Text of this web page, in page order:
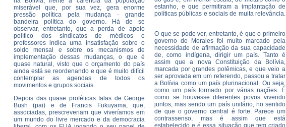
miserável que, por sua vez, gera enorme
pressão política pela mudança - grande
bandeira política do governo. Há de se
observar, entretanto, que a perda de apoio
político dos sindicatos de médicos e
professores indica uma insatisfação sobre o
soldo mensal e sobre os mecanismos de
implementação dessas mudanças, o que é
quase natural, visto que o orçamento do país
ainda está se reordenando e que é muito difícil
contemplar as agendas de todos os
movimentos e grupos sociais.
Depois das quase proféticas falas de George
Bush (pai) e de Francis Fukuyama, que,
associadas, prescreveriam que viveríamos em
um mundo do livre mercado e da democracia
estanho, e que permitiram a implantação de
políticas públicas e sociais de muita relevância.
O que se pode ver, entretanto, é que o primeiro
governo de Morales foi muito marcado pela
necessidade de afirmação da sua capacidade
de, como indígena, dirigir um país. Tanto é
assim que a nova Constituição da Bolívia,
marcada por grandes polêmicas, e que veio a
ser aprovada em um referendo, passou a tratar
a Bolívia como um país plurinacional. Ou seja,
como um país formado por várias nações. É
como se houvesse diferentes povos vivendo
juntos, mas sendo um país unitário, no sentido
de que o governo central é forte. Parece um
contrassenso, mas é assim que está
estabelecido e é essa situação que tem criado